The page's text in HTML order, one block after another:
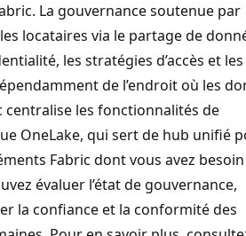
La gouvernance soutenue par
locataires via le partage de
les stratégies d’accès et les
de l’endroit où les
les fonctionnalités de
OneLake, qui sert de hub unifié
Fabric dont vous avez
évaluer l’état de gouvernance,
la confiance et la conformité des